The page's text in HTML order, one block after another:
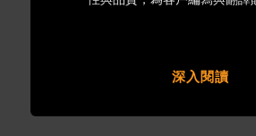
深入閱讀